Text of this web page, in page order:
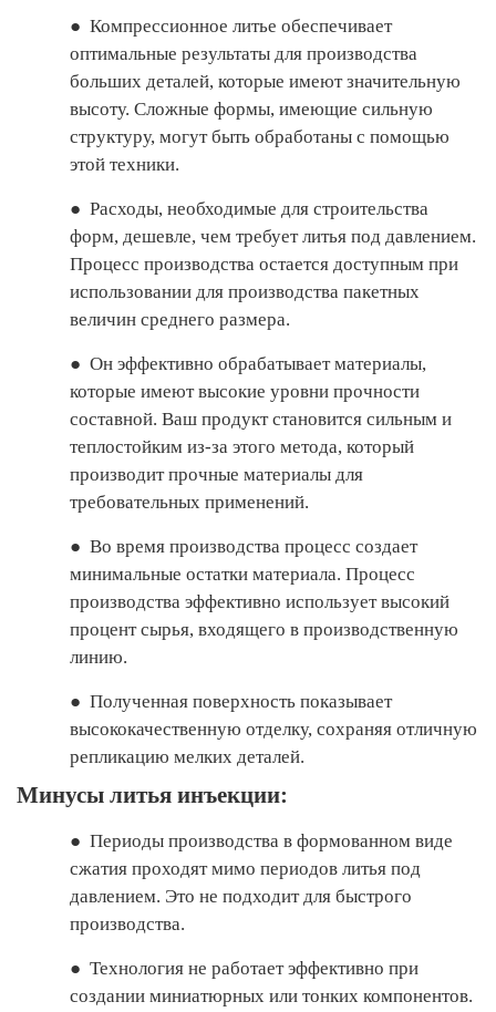
● Компрессионное литье обеспечивает
оптимальные результаты для производства
больших деталей, которые имеют значительную
высоту. Сложные формы, имеющие сильную
структуру, могут быть обработаны с помощью
этой техники.
● Расходы, необходимые для строительства
форм, дешевле, чем требует литья под давлением.
Процесс производства остается доступным при
использовании для производства пакетных
величин среднего размера.
● Он эффективно обрабатывает материалы,
которые имеют высокие уровни прочности
составной. Ваш продукт становится сильным и
теплостойким из-за этого метода, который
производит прочные материалы для
требовательных применений.
● Во время производства процесс создает
минимальные остатки материала. Процесс
производства эффективно использует высокий
процент сырья, входящего в производственную
линию.
● Полученная поверхность показывает
высококачественную отделку, сохраняя отличную
репликацию мелких деталей.
Минусы литья инъекции:
● Периоды производства в формованном виде
сжатия проходят мимо периодов литья под
давлением. Это не подходит для быстрого
производства.
● Технология не работает эффективно при
создании миниатюрных или тонких компонентов.